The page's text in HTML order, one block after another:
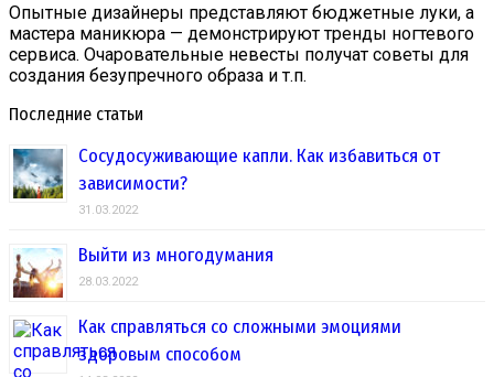
Опытные дизайнеры представляют бюджетные луки, а
мастера маникюра — демонстрируют тренды ногтевого
сервиса. Очаровательные невесты получат советы для
создания безупречного образа и т.п.
Последние статьи
Сосудосуживающие капли. Как избавиться от
зависимости?
31.03.2022
Выйти из многодумания
28.03.2022
Как справляться со сложными эмоциями
здоровым способом